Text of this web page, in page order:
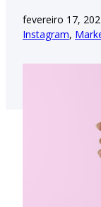
fevereiro 17,
Instagram,